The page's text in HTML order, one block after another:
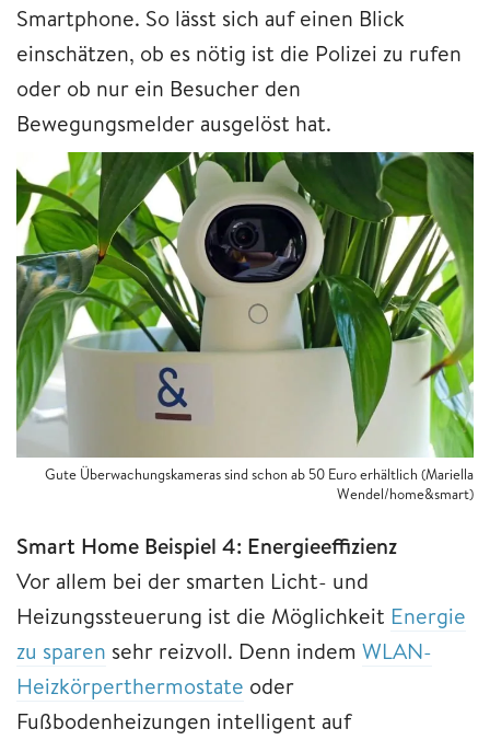
Smartphone. So lässt sich auf einen Blick
einschätzen, ob es nötig ist die Polizei zu rufen
oder ob nur ein Besucher den
Bewegungsmelder ausgelöst hat.
Gute Überwachungskameras sind schon ab 50 Euro erhältlich (Mariella
Wendel/home&smart)
Smart Home Beispiel 4: Energieeffizienz
Vor allem bei der smarten Licht- und
Heizungssteuerung ist die Möglichkeit Energie
zu sparen sehr reizvoll. Denn indem WLAN-
Heizkörperthermostate oder
Fußbodenheizungen intelligent auf